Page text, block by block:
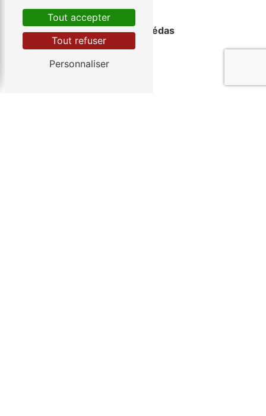
Saint-Jean-de-Védas
Tout accepter
Tout refuser
Personnaliser